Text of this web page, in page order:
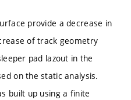
provide a decrease in
of track geometry
pad lazout in the
on the static analysis.
built up using a finite